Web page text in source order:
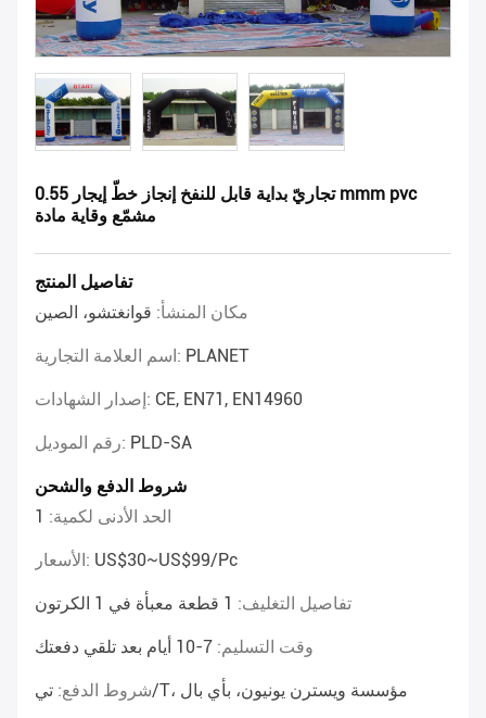
تجاريّ بداية قابل للنفخ إنجاز خطّ إيجار 0.55 mmm pvc
مشمّع وقاية مادة
تفاصيل المنتج
مكان المنشأ: قوانغتشو، الصين
اسم العلامة التجارية: PLANET
إصدار الشهادات: CE, EN71, EN14960
رقم الموديل: PLD-SA
شروط الدفع والشحن
الحد الأدنى لكمية: 1
الأسعار: US$30~US$99/pc
تفاصيل التغليف: 1 قطعة معبأة في 1 الكرتون
وقت التسليم: 7-10 أيام بعد تلقي دفعتك
شروط الدفع: تي/T، مؤسسة ويسترن يونيون، بأي بال